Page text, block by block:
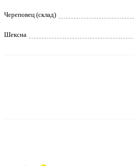
Череповец (склад)
Шексна